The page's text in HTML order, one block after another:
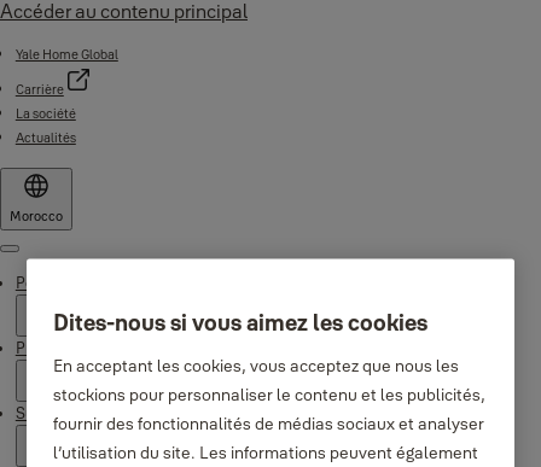
Accéder au contenu principal
Yale Home Global
Carrière
La société
Actualités
Morocco
Menu
Pourquoi Yale
Produits
Support
Dites-nous si vous aimez les cookies
En acceptant les cookies, vous acceptez que nous les
stockions pour personnaliser le contenu et les publicités,
fournir des fonctionnalités de médias sociaux et analyser
l’utilisation du site. Les informations peuvent également